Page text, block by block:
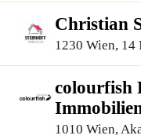
Christian
1230 Wien, 14
colourfish
1010 Wien,